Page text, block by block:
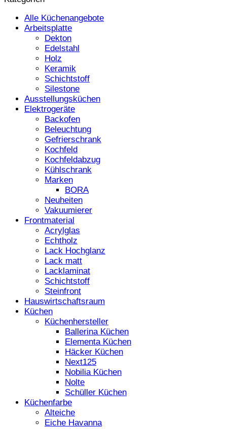
Alle Küchenangebote
Arbeitsplatte
Dekton
Edelstahl
Holz
Keramik
Schichtstoff
Silestone
Ausstellungsküchen
Elektrogeräte
Backofen
Beleuchtung
Gefrierschrank
Kochfeld
Kochfeldabzug
Kühlschrank
Marken
BORA
Neuheiten
Vakuumierer
Frontmaterial
Acrylglas
Echtholz
Lack Hochglanz
Lack matt
Lacklaminat
Schichtstoff
Steinfront
Hauswirtschaftsraum
Küchen
Küchenhersteller
Ballerina Küchen
Elementa Küchen
Häcker Küchen
Next125
Nobilia Küchen
Nolte
Schüller Küchen
Küchenfarbe
Alteiche
Eiche Havanna